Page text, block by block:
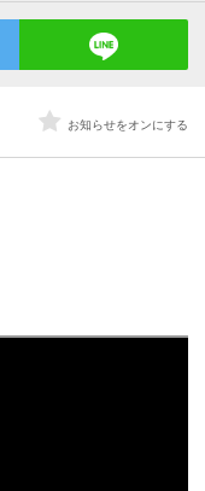
お知らせをオンにする